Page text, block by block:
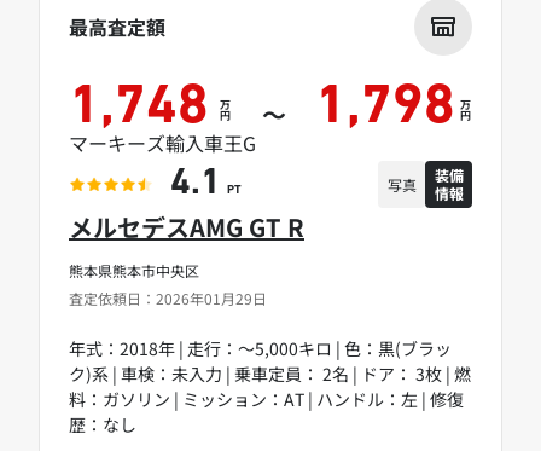
熊本県熊本市中央区
査定依頼日：2026年01月29日
メルセデスAMG GT R
年式：2018年 | 走行：～5,000キロ | 色：黒(ブラッ
ク)系 | 車検：未入力 | 乗車定員： 2名 | ドア： 3枚 | 燃
料：ガソリン | ミッション：AT | ハンドル：左 | 修復
歴：なし
最高査定額
1,748 万
円 ～ 1,798 万
円
マーキーズ輸入車王G
4.1 PT 写真
装備
情報